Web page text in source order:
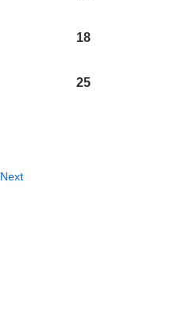
18
25
Next